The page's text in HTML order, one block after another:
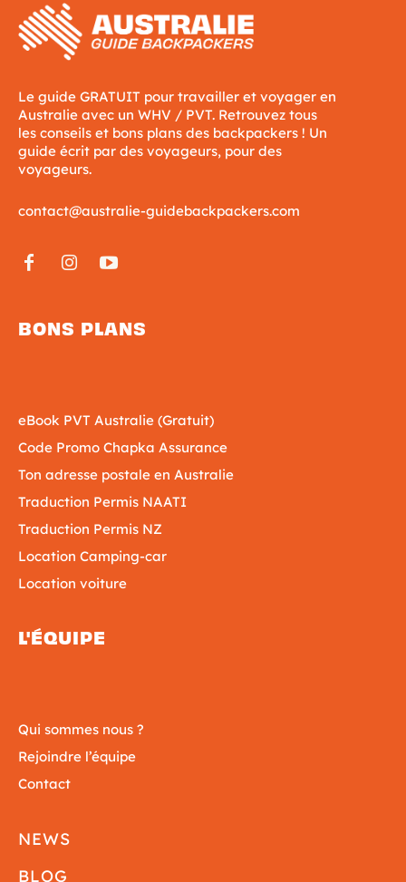
Le guide GRATUIT pour travailler et voyager en
Australie avec un WHV / PVT. Retrouvez tous
les conseils et bons plans des backpackers ! Un
guide écrit par des voyageurs, pour des
voyageurs.
contact@australie-guidebackpackers.com
BONS PLANS
eBook PVT Australie (Gratuit)
Code Promo Chapka Assurance
Ton adresse postale en Australie
Traduction Permis NAATI
Traduction Permis NZ
Location Camping-car
Location voiture
L'ÉQUIPE
Qui sommes nous ?
Rejoindre l’équipe
Contact
NEWS
BLOG